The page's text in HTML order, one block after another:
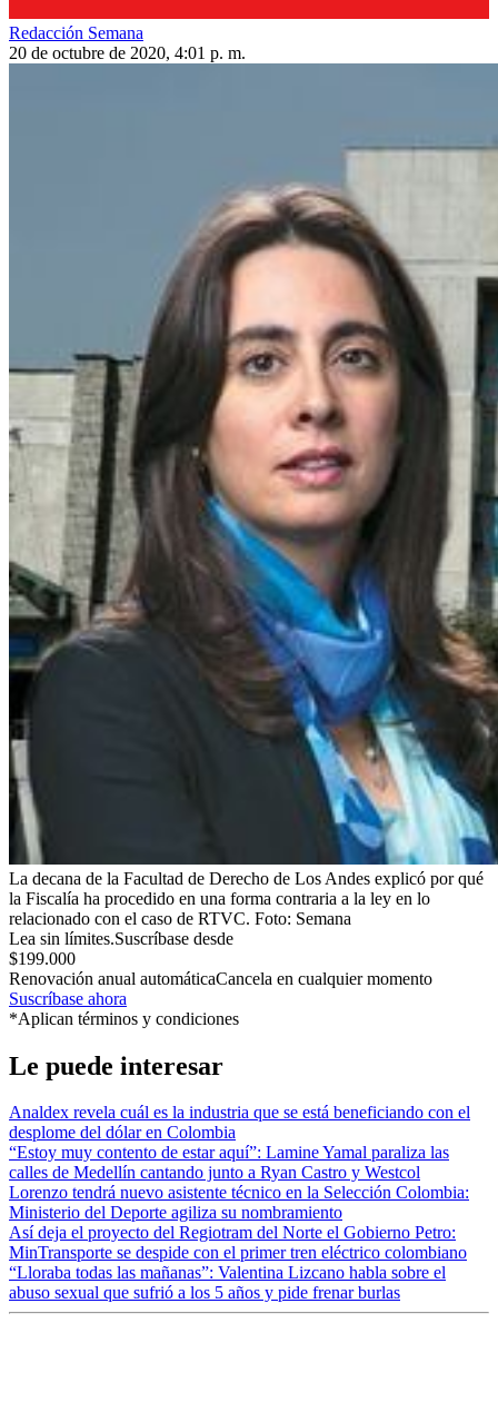
Redacción Semana
20 de octubre de 2020, 4:01 p. m.
La decana de la Facultad de Derecho de Los Andes explicó por qué
la Fiscalía ha procedido en una forma contraria a la ley en lo
relacionado con el caso de RTVC. Foto: Semana
Lea sin límites.Suscríbase desde
$199.000
Renovación anual automáticaCancela en cualquier momento
Suscríbase ahora
*Aplican términos y condiciones
Le puede interesar
Analdex revela cuál es la industria que se está beneficiando con el
desplome del dólar en Colombia
“Estoy muy contento de estar aquí”: Lamine Yamal paraliza las
calles de Medellín cantando junto a Ryan Castro y Westcol
Lorenzo tendrá nuevo asistente técnico en la Selección Colombia:
Ministerio del Deporte agiliza su nombramiento
Así deja el proyecto del Regiotram del Norte el Gobierno Petro:
MinTransporte se despide con el primer tren eléctrico colombiano
“Lloraba todas las mañanas”: Valentina Lizcano habla sobre el
abuso sexual que sufrió a los 5 años y pide frenar burlas